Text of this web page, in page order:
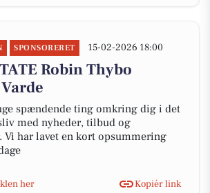
SPONSORERET 15-02-2026 18:00
Robin Thybo
spændende ting omkring dig i det
med nyheder, tilbud og
Vi har lavet en kort opsummering
her Kopiér link